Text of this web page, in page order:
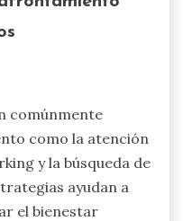
comúnmente
como la atención
y la búsqueda de
ayudan a
el bienestar